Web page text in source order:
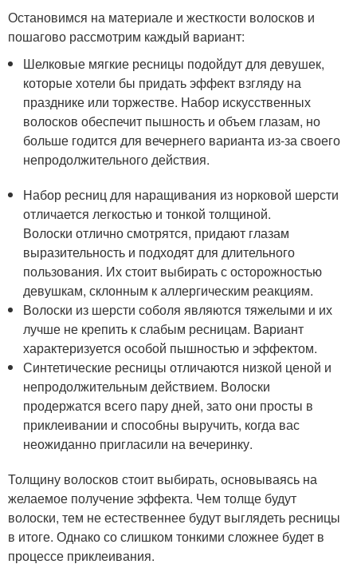
Остановимся на материале и жесткости волосков и
пошагово рассмотрим каждый вариант:
Шелковые мягкие ресницы подойдут для девушек,
которые хотели бы придать эффект взгляду на
празднике или торжестве. Набор искусственных
волосков обеспечит пышность и объем глазам, но
больше годится для вечернего варианта из-за своего
непродолжительного действия.
Набор ресниц для наращивания из норковой шерсти
отличается легкостью и тонкой толщиной.
Волоски отлично смотрятся, придают глазам
выразительность и подходят для длительного
пользования. Их стоит выбирать с осторожностью
девушкам, склонным к аллергическим реакциям.
Волоски из шерсти соболя являются тяжелыми и их
лучше не крепить к слабым ресницам. Вариант
характеризуется особой пышностью и эффектом.
Синтетические ресницы отличаются низкой ценой и
непродолжительным действием. Волоски
продержатся всего пару дней, зато они просты в
приклеивании и способны выручить, когда вас
неожиданно пригласили на вечеринку.
Толщину волосков стоит выбирать, основываясь на
желаемое получение эффекта. Чем толще будут
волоски, тем не естественнее будут выглядеть ресницы
в итоге. Однако со слишком тонкими сложнее будет в
процессе приклеивания.